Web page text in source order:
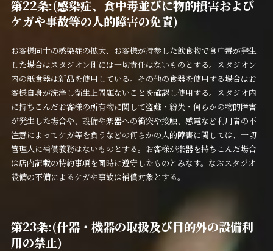
第22条:(感染症、 食中毒並びに物的損害および
ケガや事故等の人的障害の免責)
お客様同士の感染症の拡大、お客様が持参した飲食物で食中毒が発生
した場合はスタジオン側には一切責任はないものとする。スタジオン
内の紙食器は新品を使用している。その他の食器を使用する場合はお
客様自身が洗浄し衛生上問題ないことを確認し使用する。スタジオ内
に持ちこんだお客様の所有物に関して盗難・紛失・何らかの物的障害
が発生した場合や、設備や楽器への衝突や接触、感電など利用者の不
注意によってケガ等を負うなどの何らかの人的障害に関しては、一切
管理人に補償義務はないものとする。お客様が楽器を持ちこんだ場合
は店内記載の特約事項を同時に遵守したものとみなす。なおスタジオ
設備の不備によるケガや事故は補償対象とする。
第23条:(什器・機器の取扱及び目的外の設備利
用の禁止)